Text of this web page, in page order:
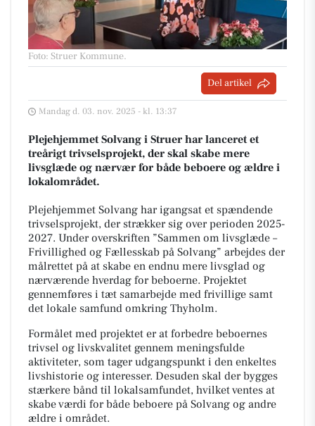
Foto: Struer Kommune.
Del artikel
Mandag d. 03. nov. 2025 - kl. 13:37
Plejehjemmet Solvang i Struer har lanceret et
treårigt trivselsprojekt, der skal skabe mere
livsglæde og nærvær for både beboere og ældre i
lokalområdet.
Plejehjemmet Solvang har igangsat et spændende
trivselsprojekt, der strækker sig over perioden 2025-
2027. Under overskriften ”Sammen om livsglæde –
Frivillighed og Fællesskab på Solvang” arbejdes der
målrettet på at skabe en endnu mere livsglad og
nærværende hverdag for beboerne. Projektet
gennemføres i tæt samarbejde med frivillige samt
det lokale samfund omkring Thyholm.
Formålet med projektet er at forbedre beboernes
trivsel og livskvalitet gennem meningsfulde
aktiviteter, som tager udgangspunkt i den enkeltes
livshistorie og interesser. Desuden skal der bygges
stærkere bånd til lokalsamfundet, hvilket ventes at
skabe værdi for både beboere på Solvang og andre
ældre i området.